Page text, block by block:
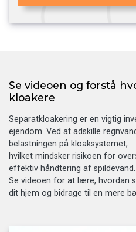
Se videoen og forstå
kloakere
Separatkloakering er en vigtig
ejendom. Ved at adskille
belastningen på kloaksystemet,
hvilket mindsker risikoen for
effektiv håndtering af spildevand.
Se videoen for at lære, hvordan
dit hjem og bidrage til en mere